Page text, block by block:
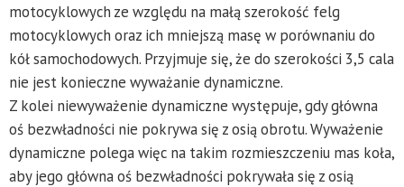
motocyklowych ze względu na małą szerokość felg
motocyklowych oraz ich mniejszą masę w porównaniu do
kół samochodowych. Przyjmuje się, że do szerokości 3,5 cala
nie jest konieczne wyważanie dynamiczne.
Z kolei niewyważenie dynamiczne występuje, gdy główna
oś bezwładności nie pokrywa się z osią obrotu. Wyważenie
dynamiczne polega więc na takim rozmieszczeniu mas koła,
aby jego główna oś bezwładności pokrywała się z osią